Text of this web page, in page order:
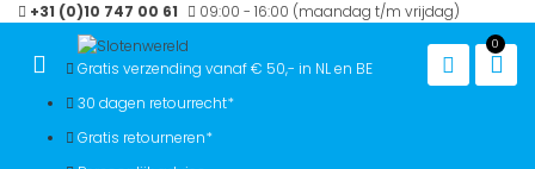
Ga
de
inhoud
+31 (0)10 747 00 61 09:00 - 16:00 (maandag t/m vrijdag)
0
Gratis verzending vanaf € 50,- in NL en BE
30 dagen retourrecht*
Gratis retourneren*